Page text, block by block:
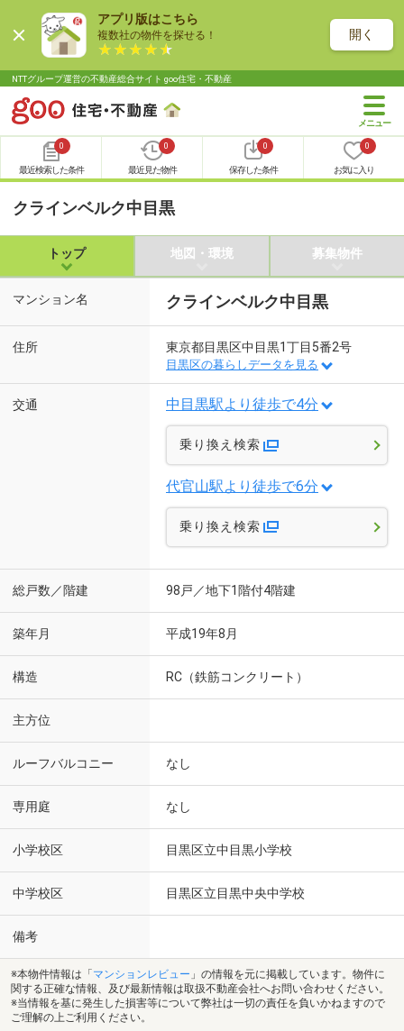
アプリ版はこちら
複数社の物件を探せる！ 開く
NTTグループ運営の不動産総合サイト goo住宅・不動産
0
最近検索した条件
0
最近見た物件
0
保存した条件
0
お気に入り
クラインベルク中目黒
トップ 地図・環境 募集物件
マンション名 クラインベルク中目黒
住所 東京都目黒区中目黒1丁目5番2号
目黒区の暮らしデータを見る
交通 中目黒駅より徒歩で4分
乗り換え検索
代官山駅より徒歩で6分
乗り換え検索
総戸数／階建 98戸／地下1階付4階建
築年月 平成19年8月
構造 RC（鉄筋コンクリート）
主方位
ルーフバルコニー なし
専用庭 なし
小学校区 目黒区立中目黒小学校
中学校区 目黒区立目黒中央中学校
備考
※本物件情報は「 マンションレビュー 」の情報を元に掲載しています。物件に
関する正確な情報、及び最新情報は取扱不動産会社へお問い合わせください。
※当情報を基に発生した損害等について弊社は一切の責任を負いかねますので
ご理解の上ご利用ください。